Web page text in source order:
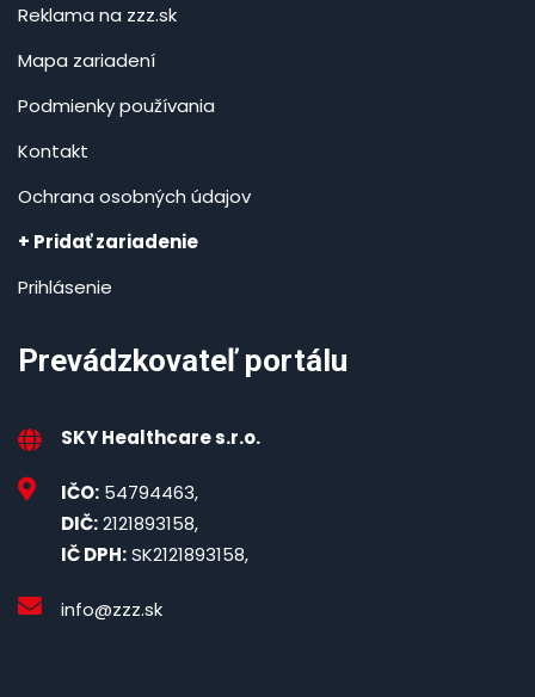
Reklama na zzz.sk
Mapa zariadení
Podmienky používania
Kontakt
Ochrana osobných údajov
+ Pridať zariadenie
Prihlásenie
Prevádzkovateľ portálu
SKY Healthcare s.r.o.
IČO: 54794463,
DIČ:2121893158,
IČ DPH:SK2121893158,
info@zzz.sk